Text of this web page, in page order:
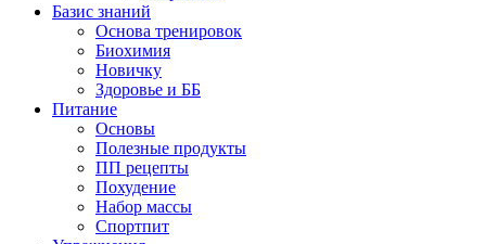
Базис знаний
Основа тренировок
Биохимия
Новичку
Здоровье и ББ
Питание
Основы
Полезные продукты
ПП рецепты
Похудение
Набор массы
Спортпит